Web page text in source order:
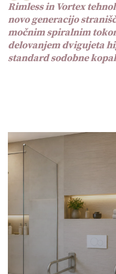
Rimless in Vortex
novo generacijo
močnim spiralnim
delovanjem dvigujeta
standard sodobne